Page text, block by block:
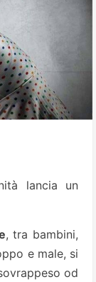
lancia un
, tra bambini,
e male, si
od